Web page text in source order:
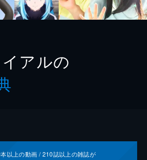
アルの
本以上の動画 /210誌以上の雑誌が